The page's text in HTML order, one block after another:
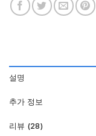
설명
추가 정보
리뷰 (28)